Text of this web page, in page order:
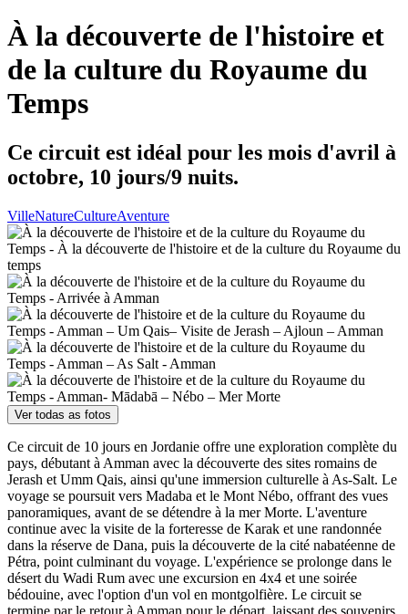
À la découverte de l'histoire et
de la culture du Royaume du
Temps
Ce circuit est idéal pour les mois d'avril à
octobre, 10 jours/9 nuits.
VilleNatureCultureAventure
Ver todas as fotos
Ce circuit de 10 jours en Jordanie offre une exploration complète du
pays, débutant à Amman avec la découverte des sites romains de
Jerash et Umm Qais, ainsi qu'une immersion culturelle à As-Salt. Le
voyage se poursuit vers Madaba et le Mont Nébo, offrant des vues
panoramiques, avant de se détendre à la mer Morte. L'aventure
continue avec la visite de la forteresse de Karak et une randonnée
dans la réserve de Dana, puis la découverte de la cité nabatéenne de
Pétra, point culminant du voyage. L'expérience se prolonge dans le
désert du Wadi Rum avec une excursion en 4x4 et une soirée
bédouine, avec l'option d'un vol en montgolfière. Le circuit se
termine par le retour à Amman pour le départ, laissant des souvenirs